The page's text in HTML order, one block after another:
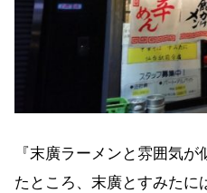
『末廣ラーメンと雰囲気
たところ、末廣とすみたに